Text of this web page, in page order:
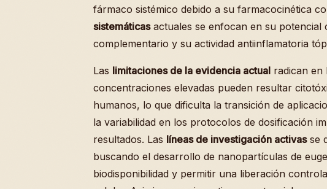
fármaco sistémico debido a su farmacocinética
sistemáticasactuales se enfocan en su potencial
complementario y su actividad antiinflamatoria
Las limitaciones de la evidencia actual radican en
concentraciones elevadas pueden resultar
humanos, lo que dificulta la transición de
la variabilidad en los protocolos de dosificación
resultados. Las líneas de investigación activasse
buscando el desarrollo de nanopartículas de
biodisponibilidad y permitir una liberación